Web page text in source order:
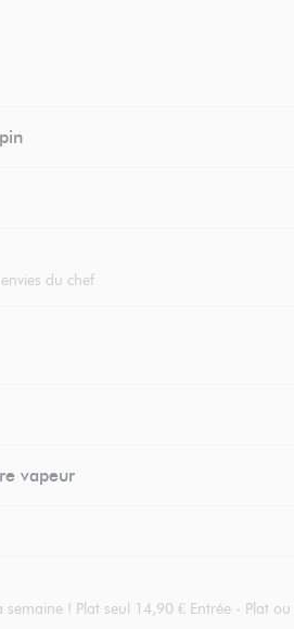
du chef
vapeur
! Plat seul 14,90 € Entrée - Plat